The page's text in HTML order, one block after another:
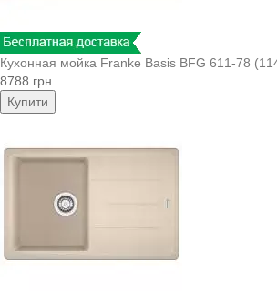
Кухонная мойка Franke Basis BFG 611-78
8788 грн.
Купити